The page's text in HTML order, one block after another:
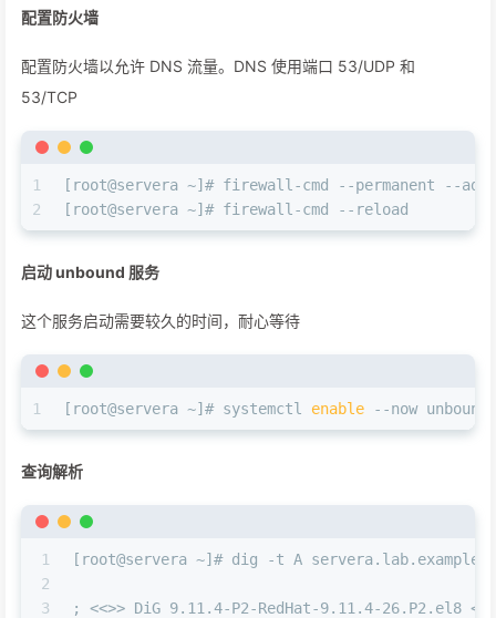
配置防火墙
配置防火墙以允许 DNS 流量。DNS 使用端口 53/UDP 和
53/TCP
1
2
[root@servera ~]# firewall-cmd --permanent --
[root@servera ~]# firewall-cmd --reload
启动 unbound 服务
这个服务启动需要较久的时间，耐心等待
1 [root@servera ~]# systemctl enable --now unbound
查询解析
1
2
3
[root@servera ~]# dig -t A
; <<>> DiG 9.11.4-P2-RedHat-9.11.4-26.P2.el8